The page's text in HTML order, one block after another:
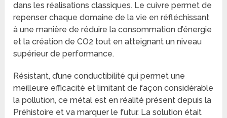
dans les réalisations classiques. Le cuivre permet de
repenser chaque domaine de la vie en réfléchissant
à une manière de réduire la consommation d’énergie
et la création de CO2 tout en atteignant un niveau
supérieur de performance.
Résistant, d’une conductibilité qui permet une
meilleure efficacité et limitant de façon considérable
la pollution, ce métal est en réalité présent depuis la
Préhistoire et va marquer le futur. La solution était